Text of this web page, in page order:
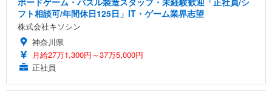
フト相談可/年間休日125日」IT・ゲーム業界志望
株式会社キソシン
神奈川県
月給27万1,300円～37万5,000円
正社員